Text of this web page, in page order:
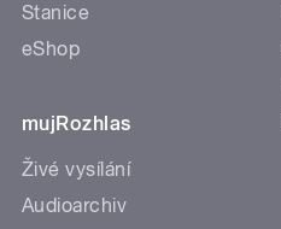
Stanice
eShop
mujRozhlas
Živé vysílání
Audioarchiv